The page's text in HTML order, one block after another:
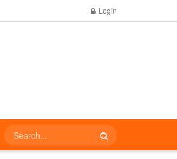
Login